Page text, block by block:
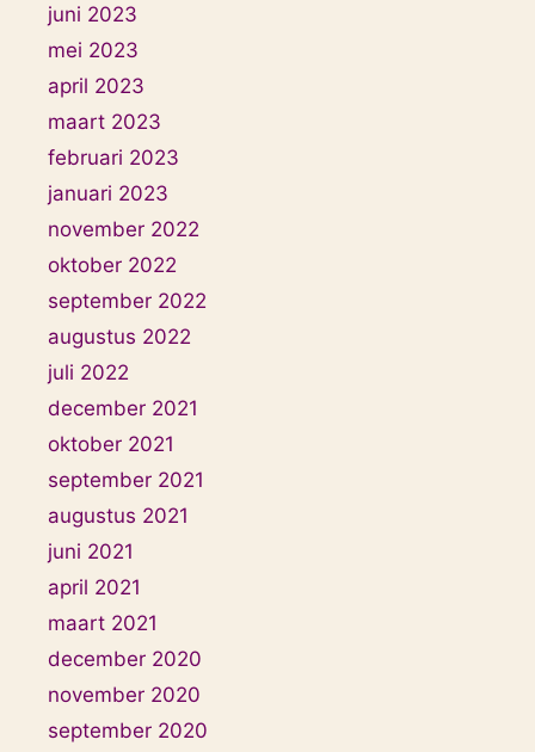
juni 2023
mei 2023
april 2023
maart 2023
februari 2023
januari 2023
november 2022
oktober 2022
september 2022
augustus 2022
juli 2022
december 2021
oktober 2021
september 2021
augustus 2021
juni 2021
april 2021
maart 2021
december 2020
november 2020
september 2020